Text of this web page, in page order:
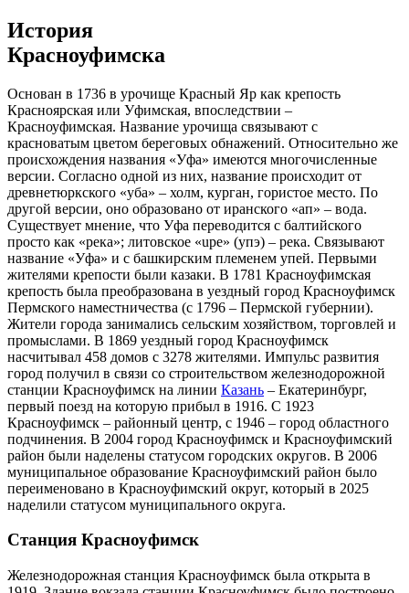
История
Красноуфимска
Основан в 1736 в урочище Красный Яр как крепость
Красноярская или Уфимская, впоследствии –
Красноуфимская. Название урочища связывают с
красноватым цветом береговых обнажений. Относительно же
происхождения названия «Уфа» имеются многочисленные
версии. Согласно одной из них, название происходит от
древнетюркского «уба» – холм, курган, гористое место. По
другой версии, оно образовано от иранского «aп» – вода.
Существует мнение, что Уфа переводится с балтийского
просто как «река»; литовское «upe» (упэ) – река. Связывают
название «Уфа» и с башкирским племенем упей. Первыми
жителями крепости были казаки. В 1781 Красноуфимская
крепость была преобразована в уездный город Красноуфимск
Пермского наместничества (с 1796 – Пермской губернии).
Жители города занимались сельским хозяйством, торговлей и
промыслами. В 1869 уездный город Красноуфимск
насчитывал 458 домов с 3278 жителями. Импульс развития
город получил в связи со строительством железнодорожной
станции Красноуфимск на линии Казань – Екатеринбург,
первый поезд на которую прибыл в 1916. С 1923
Красноуфимск – районный центр, с 1946 – город областного
подчинения. В 2004 город Красноуфимск и Красноуфимский
район были наделены статусом городских округов. В 2006
муниципальное образование Красноуфимский район было
переименовано в Красноуфимский округ, который в 2025
наделили статусом муниципального округа.
Станция Красноуфимск
Железнодорожная станция Красноуфимск была открыта в